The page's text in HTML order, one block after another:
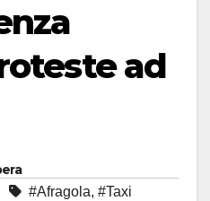
ad
#Afragola, #Taxi